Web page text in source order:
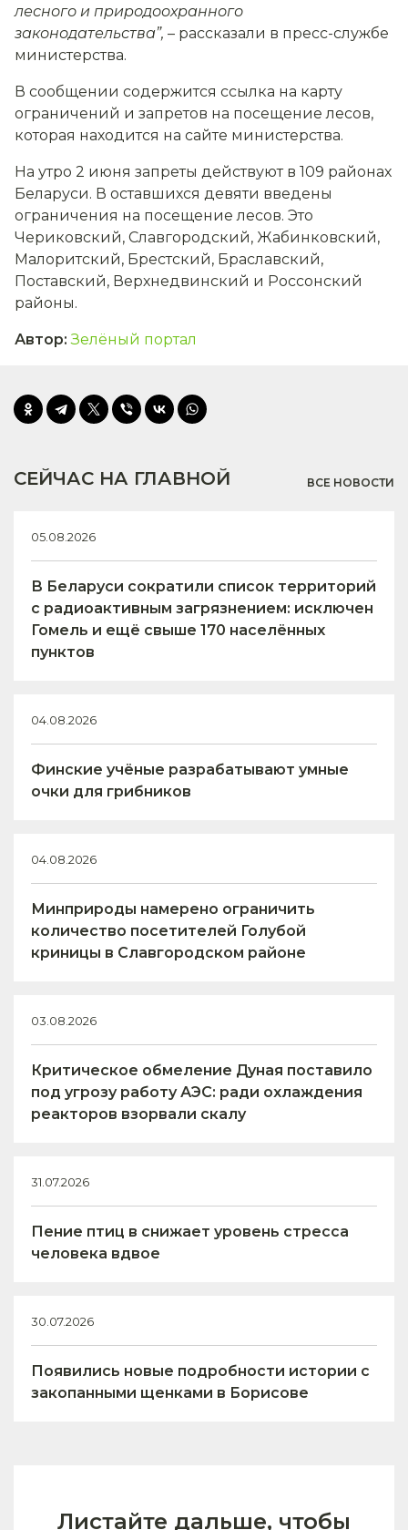
лесного и природоохранного
законодательства”, – рассказали в пресс-службе
министерства.
В сообщении содержится ссылка на карту
ограничений и запретов на посещение лесов,
которая находится на сайте министерства.
На утро 2 июня запреты действуют в 109 районах
Беларуси. В оставшихся девяти введены
ограничения на посещение лесов. Это
Чериковский, Славгородский, Жабинковский,
Малоритский, Брестский, Браславский,
Поставский, Верхнедвинский и Россонский
районы.
Автор: Зелёный портал
СЕЙЧАС НА ГЛАВНОЙ ВСЕ НОВОСТИ
05.08.2026
В Беларуси сократили список территорий
с радиоактивным загрязнением: исключен
Гомель и ещё свыше 170 населённых
пунктов
04.08.2026
Финские учёные разрабатывают умные
очки для грибников
04.08.2026
Минприроды намерено ограничить
количество посетителей Голубой
криницы в Славгородском районе
03.08.2026
Критическое обмеление Дуная поставило
под угрозу работу АЭС: ради охлаждения
реакторов взорвали скалу
31.07.2026
Пение птиц в снижает уровень стресса
человека вдвое
30.07.2026
Появились новые подробности истории с
закопанными щенками в Борисове
Листайте дальше, чтобы